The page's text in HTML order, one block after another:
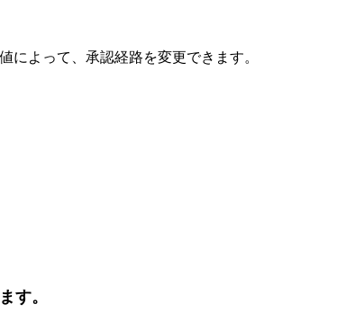
によって、承認経路を変更できます。
す。